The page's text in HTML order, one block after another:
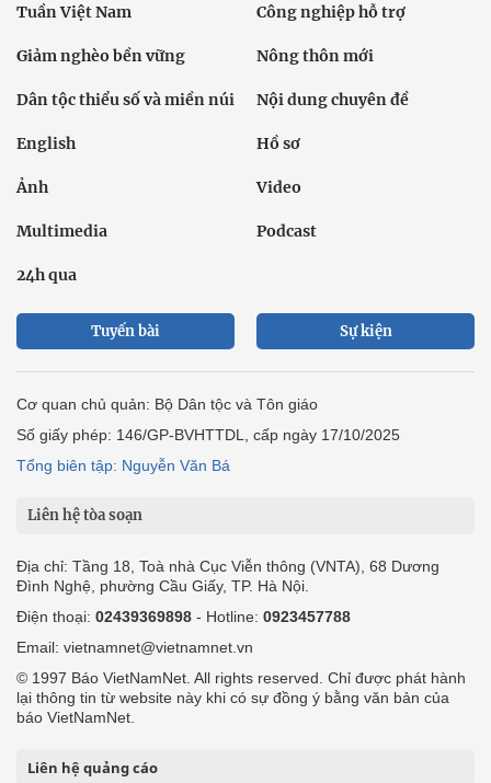
Tuần Việt Nam Công nghiệp hỗ trợ
Giảm nghèo bền vững Nông thôn mới
Dân tộc thiểu số và miền núi Nội dung chuyên đề
English Hồ sơ
Ảnh Video
Multimedia Podcast
24h qua
Tuyến bài Sự kiện
Cơ quan chủ quản: Bộ Dân tộc và Tôn giáo
Số giấy phép: 146/GP-BVHTTDL, cấp ngày 17/10/2025
Tổng biên tập: Nguyễn Văn Bá
Liên hệ tòa soạn
Địa chỉ: Tầng 18, Toà nhà Cục Viễn thông (VNTA), 68 Dương
Đình Nghệ, phường Cầu Giấy, TP. Hà Nội.
Điện thoại: 02439369898 - Hotline: 0923457788
Email: vietnamnet@vietnamnet.vn
© 1997 Báo VietNamNet. All rights reserved. Chỉ được phát hành
lại thông tin từ website này khi có sự đồng ý bằng văn bản của
báo VietNamNet.
Liên hệ quảng cáo